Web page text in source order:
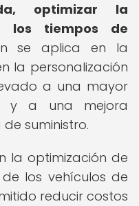
optimizar la
los tiempos de
se aplica en la
la personalización
a una mayor
y a una mejora
suministro.
la optimización de
los vehículos de
reducir costos